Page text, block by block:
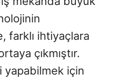
farklı ihtiyaçlara
çıkmıştır.
yapabilmek için